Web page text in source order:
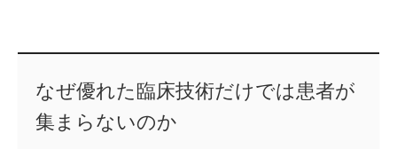
なぜ優れた臨床技術だけでは患者が
集まらないのか